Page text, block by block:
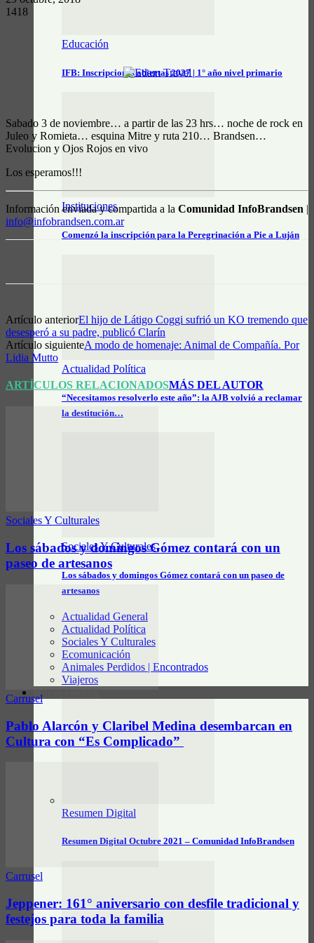
Educación
IFB: Inscripciones abiertas 2027 | 1° año nivel primario
Instituciones
Comenzó la inscripción para la Peregrinación a Pie a Luján
Actualidad Política
“Necesitamos resolverlo este año”: la AJB volvió a reclamar
la destitución…
Sociales Y Culturales
Los sábados y domingos Gómez contará con un paseo de
artesanos
Actualidad General
Actualidad Política
Sociales Y Culturales
Ecomunicación
Animales Perdidos | Encontrados
Viajeros
RESUMEN DIGITAL
Resumen Digital
Resumen Digital Octubre 2021 – Comunidad InfoBrandsen
1418
Sabado 3 de noviembre… a partir de las 23 hrs… noche de rock en
Juleo y Romieta… esquina Mitre y ruta 210… Brandsen…
Evolucion y Ojos Rojos en vivo
Los esperamos!!!
Información enviada y compartida a la Comunidad InfoBrandsen |
info@infobrandsen.com.ar
Artículo anteriorEl hijo de Látigo Coggi sufrió un KO tremendo que
desesperó a su padre, publicó Clarín
Artículo siguienteA modo de homenaje: Animal de Compañía. Por
Lidia Mutto
ARTÍCULOS RELACIONADOSMÁS DEL AUTOR
Sociales Y Culturales
Los sábados y domingos Gómez contará con un
paseo de artesanos
Carrusel
Pablo Alarcón y Claribel Medina desembarcan en
Cultura con “Es Complicado”
Carrusel
Jeppener: 161° aniversario con desfile tradicional y
festejos para toda la familia